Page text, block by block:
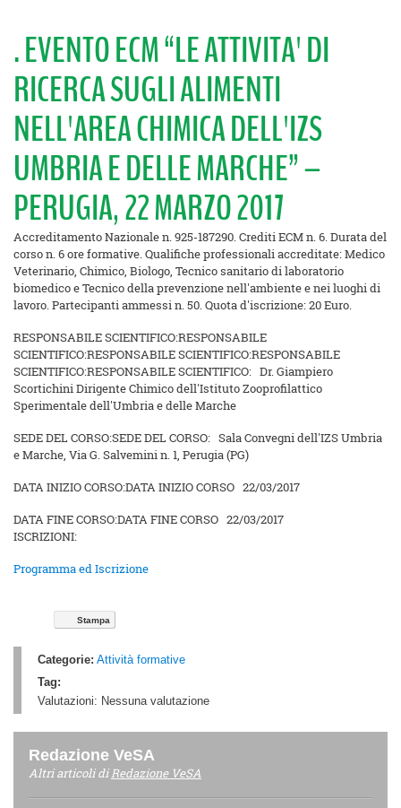
. EVENTO ECM “LE ATTIVITA' DI
RICERCA SUGLI ALIMENTI
NELL'AREA CHIMICA DELL'IZS
UMBRIA E DELLE MARCHE” –
PERUGIA, 22 MARZO 2017
Accreditamento Nazionale n. 925-187290. Crediti ECM n. 6. Durata del
corso n. 6 ore formative. Qualifiche professionali accreditate: Medico
Veterinario, Chimico, Biologo, Tecnico sanitario di laboratorio
biomedico e Tecnico della prevenzione nell'ambiente e nei luoghi di
lavoro. Partecipanti ammessi n. 50. Quota d'iscrizione: 20 Euro.
RESPONSABILE SCIENTIFICO:RESPONSABILE
SCIENTIFICO:RESPONSABILE SCIENTIFICO:RESPONSABILE
SCIENTIFICO:RESPONSABILE SCIENTIFICO: Dr. Giampiero
Scortichini Dirigente Chimico dell'Istituto Zooprofilattico
Sperimentale dell'Umbria e delle Marche
SEDE DEL CORSO:SEDE DEL CORSO: Sala Convegni dell'IZS Umbria
e Marche, Via G. Salvemini n. 1, Perugia (PG)
DATA INIZIO CORSO:DATA INIZIO CORSO 22/03/2017
DATA FINE CORSO:DATA FINE CORSO 22/03/2017
ISCRIZIONI:
Programma ed Iscrizione
Stampa
Categorie: Attività formative
Tag:
Valutazioni: Nessuna valutazione
Redazione VeSA
Altri articoli diRedazione VeSA